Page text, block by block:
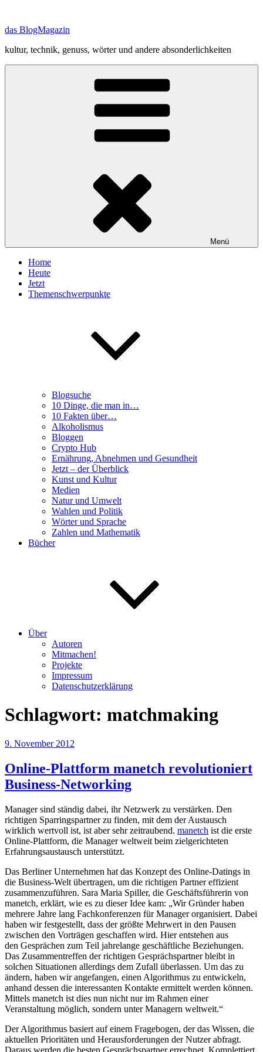
springen
das BlogMagazin
kultur, technik, genuss, wörter und andere absonderlichkeiten
Menü
Home
Heute
Jetzt
Themenschwerpunkte
Blogsuche
10 Dinge, die man in…
10 Fakten über…
Alkoholismus
Bloggen
Crypto Hub
Ernährung, Abnehmen und Gesundheit
Jetzt – der Überblick
Kunst und Kultur
Medien
Natur und Umwelt
Wahlen und Politik
Wörter und Sprache
Zahlen und Mathematik
Bücher
Über
Autoren
Mitmachen!
Projekte
Impressum
Datenschutzerklärung
Schlagwort: matchmaking
Veröffentlicht
9. November 2012
Online-Plattform manetch revolutioniert
Business-Networking
Manager sind ständig dabei, ihr Netzwerk zu verstärken. Den
richtigen Sparringspartner zu finden, mit dem der Austausch
wirklich wertvoll ist, ist aber sehr zeitraubend. manetch ist die erste
Online-Plattform, die Manager weltweit beim zielgerichteten
Erfahrungsaustausch unterstützt.
Das Berliner Unternehmen hat das Konzept des Online-Datings in
die Business-Welt übertragen, um die richtigen Partner effizient
zusammenzuführen. Sara Maria Spiller, die Geschäftsführerin von
manetch, erklärt, wie es zu dieser Idee kam: „Wir Gründer haben
mehrere Jahre lang Fachkonferenzen für Manager organisiert. Dabei
haben wir festgestellt, dass der größte Mehrwert in den Pausen
zwischen den Vorträgen geschaffen wird. Hier entstehen aus
den Gesprächen zum Teil jahrelange geschäftliche Beziehungen.
Das Zusammentreffen der richtigen Gesprächspartner bleibt in
solchen Situationen allerdings dem Zufall überlassen. Um das zu
ändern, haben wir angefangen, einen Algorithmus zu entwickeln,
anhand dessen die interessanten Kontakte ermittelt werden können.
Mittels manetch ist dies nun nicht nur im Rahmen einer
Veranstaltung möglich, sondern unter Managern weltweit.“
Der Algorithmus basiert auf einem Fragebogen, der das Wissen, die
aktuellen Prioritäten und Herausforderungen der Nutzer abfragt.
Daraus werden die besten Gesprächspartner errechnet. Komplettiert